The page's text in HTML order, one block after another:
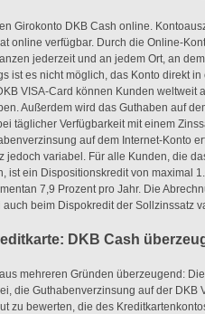
Girokonto DKB Cash online.
online verfügbar. Durch die Online-
jederzeit und an jedem Ort, an
ist es nicht möglich, das Konto direkt in
VISA-Card können Kunden weltweit
Außerdem wird das Guthaben auf
täglicher Verfügbarkeit mit einem
auf dem Internet-Konto
jedoch variabel. Für alle Kunden, die
ist ein Dispositionskredit von maximal
7,9 Prozent pro Jahr. Die
beim Dispokredit der Sollzinssatz
DKB Cash
mehreren Gründen überzeugend: Die
die Guthabenverzinsung auf der DKB
zu bewerten, die des